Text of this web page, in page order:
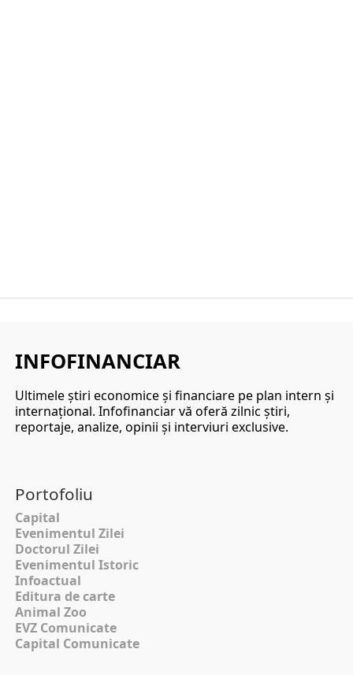
INFOFINANCIAR
Ultimele ştiri economice şi financiare pe plan intern şi
internaţional. Infofinanciar vă oferă zilnic ştiri,
reportaje, analize, opinii şi interviuri exclusive.
Portofoliu
Capital
Evenimentul Zilei
Doctorul Zilei
Evenimentul Istoric
Infoactual
Editura de carte
Animal Zoo
EVZ Comunicate
Capital Comunicate